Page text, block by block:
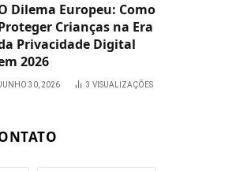
Dilema Europeu: Como
Crianças na Era
Privacidade Digital
2026
30, 2026 3 VISUALIZAÇÕES